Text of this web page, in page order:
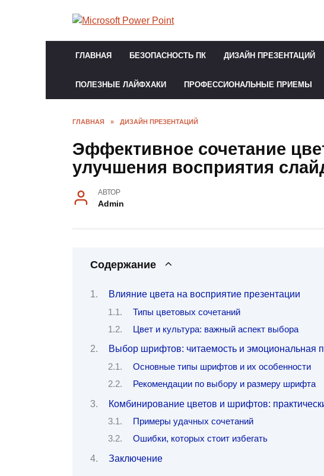
ГЛАВНАЯ БЕЗОПАСНОСТЬ ПК ДИЗАЙН ПРЕЗЕНТАЦИЙ
ПОЛЕЗНЫЕ ЛАЙФХАКИ ПРОФЕССИОНАЛЬНЫЕ ПРИЕМЫ
ГЛАВНАЯ » ДИЗАЙН ПРЕЗЕНТАЦИЙ
Эффективное сочетание
улучшения восприятия
АВТОР
Admin
Содержание
Влияние цвета на восприятие презентации
Типы цветовых сочетаний
Цвет и культура: важный аспект выбора
Выбор шрифтов: читаемость и эмоциональная
Основные типы шрифтов и их особенности
Рекомендации по выбору и размеру шрифта
Комбинирование цветов и шрифтов:
Примеры удачных сочетаний
Ошибки, которых стоит избегать
Заключение